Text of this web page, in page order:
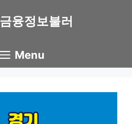
금융정보불러
Menu